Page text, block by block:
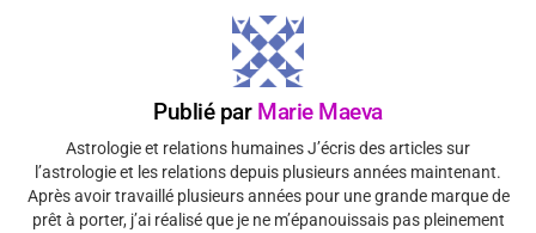
Publié par Marie Maeva
Astrologie et relations humaines J’écris des articles sur
l’astrologie et les relations depuis plusieurs années maintenant.
Après avoir travaillé plusieurs années pour une grande marque de
prêt à porter, j’ai réalisé que je ne m’épanouissais pas pleinement